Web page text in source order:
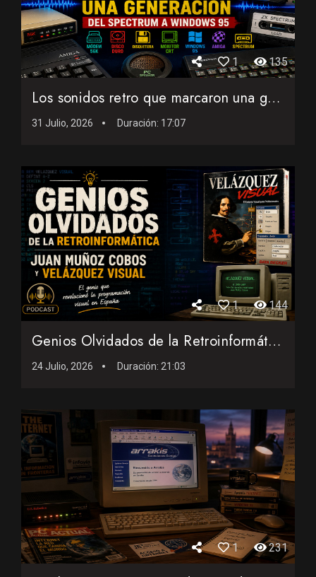
1 135
Los sonidos retro que marcaron una generación: del Spectrum...
31 Julio, 2026 Duración: 17:07
1 144
Genios Olvidados de la Retroinformática: Juan Muñoz Cobos ...
24 Julio, 2026 Duración: 21:03
1 231